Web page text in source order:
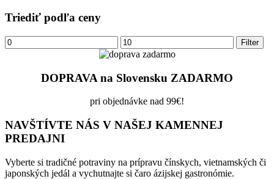
Triediť podľa ceny
Minimálna
cena
Maximálna
cena
Filter
DOPRAVA na Slovensku ZADARMO
pri objednávke nad 99€!
NAVŠTÍVTE NÁS V NAŠEJ KAMENNEJ
PREDAJNI
Vyberte si tradičné potraviny na prípravu čínskych, vietnamských či
japonských jedál a vychutnajte si čaro ázijskej gastronómie.